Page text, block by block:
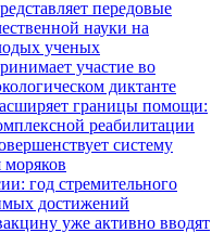
передовые
науки на
ученых
участие во
диктанте
границы помощи:
реабилитации
систему
моряков
год стремительного
достижений
уже активно вводят